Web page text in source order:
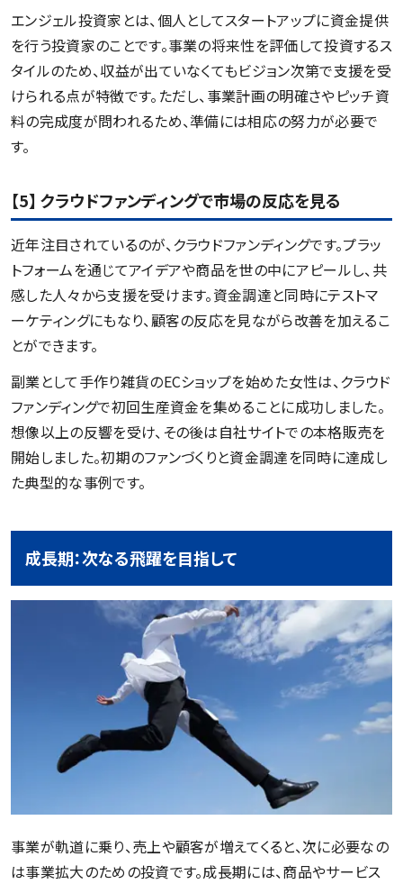
エンジェル投資家とは、個人としてスタートアップに資金提供
を行う投資家のことです。事業の将来性を評価して投資するス
タイルのため、収益が出ていなくてもビジョン次第で支援を受
けられる点が特徴です。ただし、事業計画の明確さやピッチ資
料の完成度が問われるため、準備には相応の努力が必要で
す。
【5】 クラウドファンディングで市場の反応を見る
近年注目されているのが、クラウドファンディングです。プラッ
トフォームを通じてアイデアや商品を世の中にアピールし、共
感した人々から支援を受けます。資金調達と同時にテストマ
ーケティングにもなり、顧客の反応を見ながら改善を加えるこ
とができます。
副業として手作り雑貨のECショップを始めた女性は、クラウド
ファンディングで初回生産資金を集めることに成功しました。
想像以上の反響を受け、その後は自社サイトでの本格販売を
開始しました。初期のファンづくりと資金調達を同時に達成し
た典型的な事例です。
成長期：次なる飛躍を目指して
事業が軌道に乗り、売上や顧客が増えてくると、次に必要なの
は事業拡大のための投資です。成長期には、商品やサービス